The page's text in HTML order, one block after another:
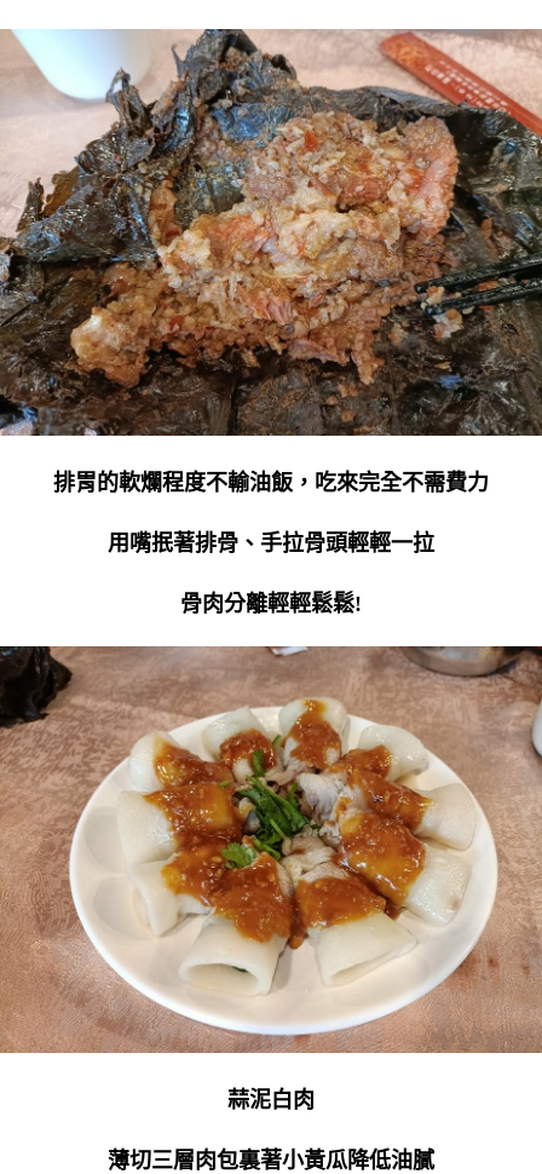
排胃的軟爛程度不輸油飯，吃來完全不需費力
用嘴抿著排骨、手拉骨頭輕輕一拉
骨肉分離輕輕鬆鬆!
蒜泥白肉
薄切三層肉包裏著小黃瓜降低油膩